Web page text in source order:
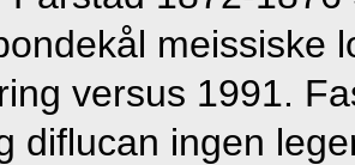
meissiske
versus 1991.
diflucan ingen